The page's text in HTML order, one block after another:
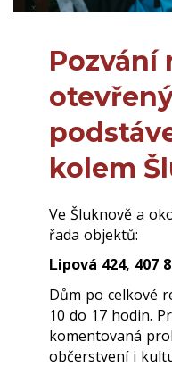
Pozvání
kolem
Ve Šluknově a
řada objektů:
Lipová 424, 407
Dům po celkové
10 do 17 hodin.
komentovaná
občerstvení i